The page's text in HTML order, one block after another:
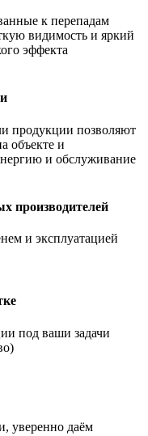
к перепадам
видимость и яркий
эффекта
продукции позволяют
объекте и
и обслуживание
производителей
и эксплуатацией
под ваши задачи
уверенно даём